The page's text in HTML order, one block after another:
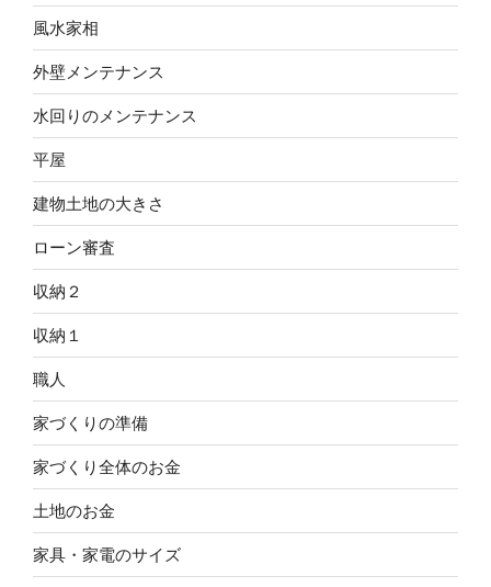
風水家相
外壁メンテナンス
水回りのメンテナンス
平屋
建物土地の大きさ
ローン審査
収納２
収納１
職人
家づくりの準備
家づくり全体のお金
土地のお金
家具・家電のサイズ